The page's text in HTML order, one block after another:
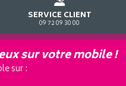
SERVICE CLIENT
09 72 09 30 00
sur votre mobile !
sur :